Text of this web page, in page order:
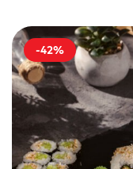
Суши-торт
-42%